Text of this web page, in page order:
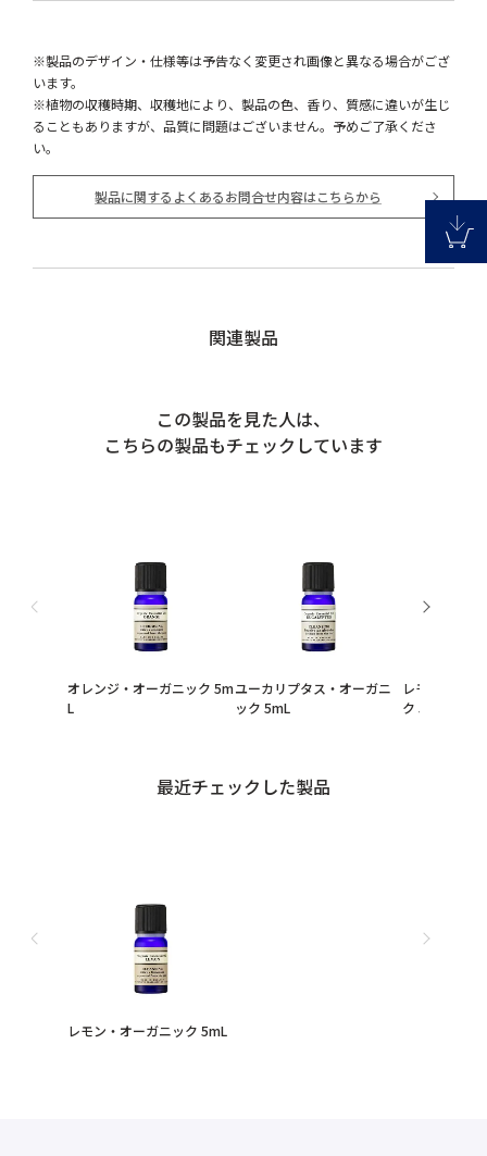
※製品のデザイン・仕様等は予告なく変更され画像と異なる場合がござ
います。
※植物の収穫時期、収穫地により、製品の色、香り、質感に違いが生じ
ることもありますが、品質に問題はございません。予めご了承くださ
い。
製品に関するよくあるお問合せ内容はこちらから
関連製品
この製品を見た人は、
こちらの製品もチェックしています
オレンジ・オーガニック 5m
L
ユーカリプタス・オーガニ
ック 5mL
レモングラス
ク 5mL
最近チェックした製品
レモン・オーガニック 5mL